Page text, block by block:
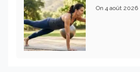
On 4 août 2026